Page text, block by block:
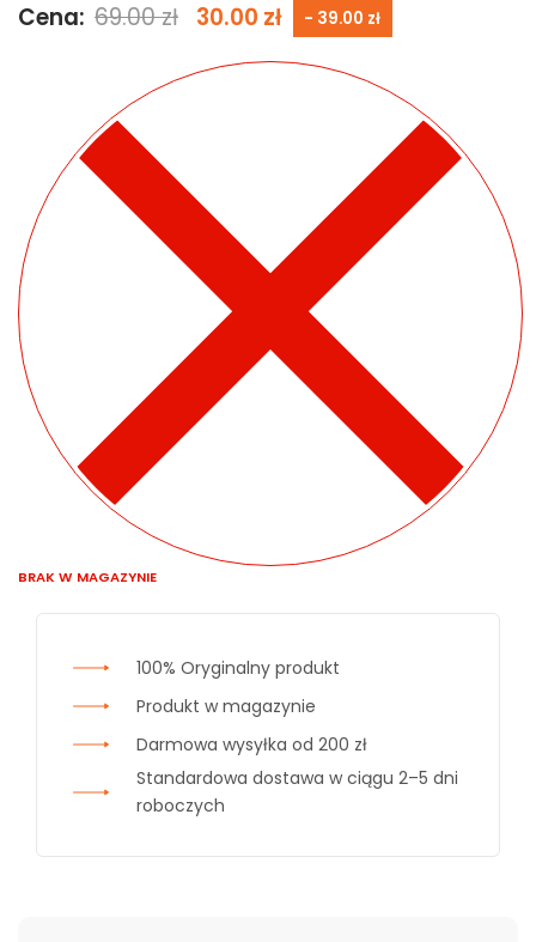
Cena: 69.00zł 30.00 zł - 39.00 zł
BRAK W MAGAZYNIE
100% Oryginalny produkt
Produkt w magazynie
Darmowa wysyłka od 200 zł
Standardowa dostawa w ciągu 2–5 dni
roboczych